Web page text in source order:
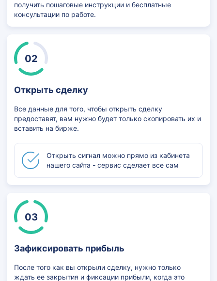
получить пошаговые инструкции и бесплатные
консультации по работе.
02
Открыть сделку
Все данные для того, чтобы открыть сделку
предоставят, вам нужно будет только скопировать их и
вставить на бирже.
Открыть сигнал можно прямо из кабинета
нашего сайта - сервис сделает все сам
03
Зафиксировать прибыль
После того как вы открыли сделку, нужно только
ждать ее закрытия и фиксации прибыли, когда это